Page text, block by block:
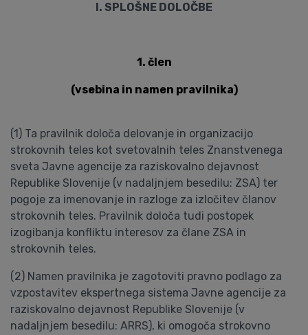
I. SPLOŠNE DOLOČBE
1. člen
(vsebina in namen pravilnika)
(1) Ta pravilnik določa delovanje in organizacijo
strokovnih teles kot svetovalnih teles Znanstvenega
sveta Javne agencije za raziskovalno dejavnost
Republike Slovenije (v nadaljnjem besedilu: ZSA) ter
pogoje za imenovanje in razloge za izločitev članov
strokovnih teles. Pravilnik določa tudi postopek
izogibanja konfliktu interesov za člane ZSA in
strokovnih teles.
(2) Namen pravilnika je zagotoviti pravno podlago za
vzpostavitev ekspertnega sistema Javne agencije za
raziskovalno dejavnost Republike Slovenije (v
nadaljnjem besedilu: ARRS), ki omogoča strokovno